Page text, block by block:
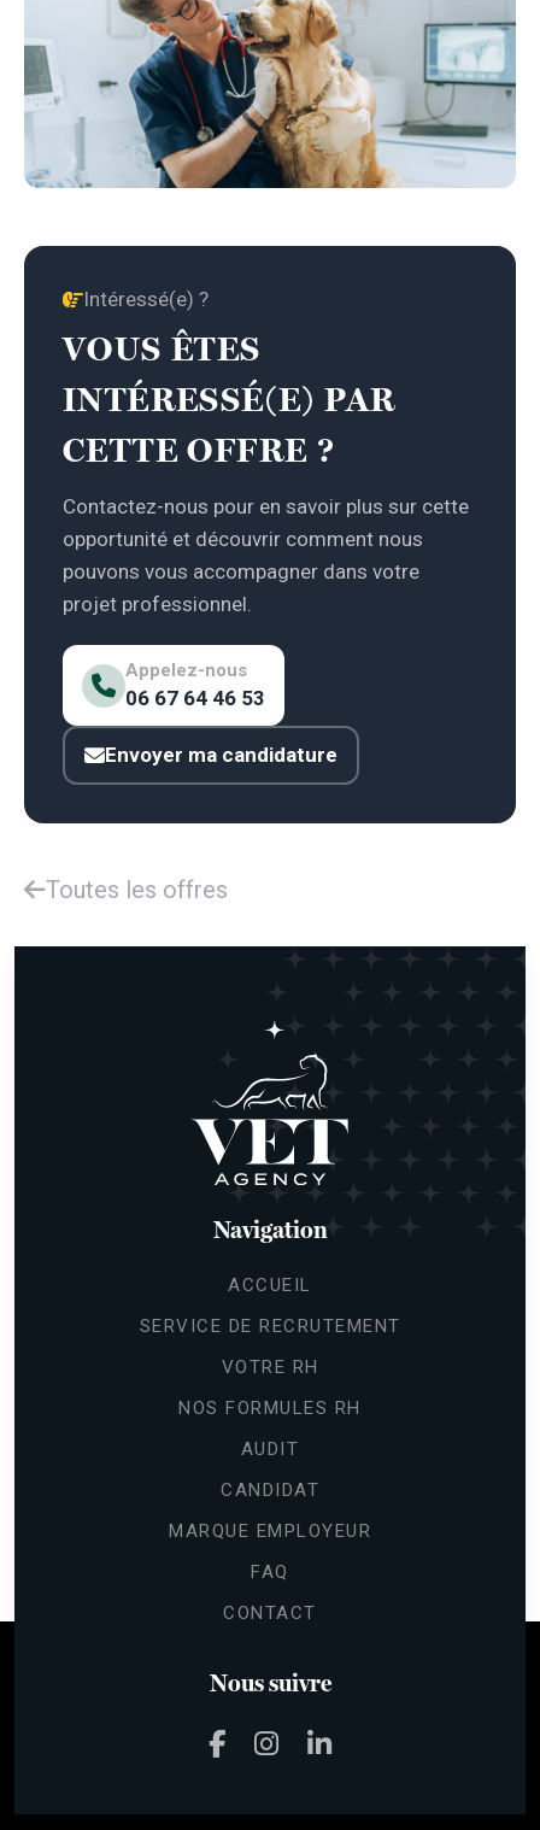
personnaliser le contenu et les annonces,
'Préférences de cookies' situé dans le pied de page.
Lire la politique de confidentialité
Voici pourquoi nous utilisons des cookies.
Intéressé(e) ?
VOUS ÊTES
INTÉRESSÉ(E) PAR
CETTE OFFRE ?
Contactez-nous pour en savoir plus sur cette
opportunité et découvrir comment nous
pouvons vous accompagner dans votre
projet professionnel.
Appelez-nous
06 67 64 46 53
Envoyer ma candidature
Toutes les offres
Navigation
ACCUEIL
SERVICE DE RECRUTEMENT
VOTRE RH
NOS FORMULES RH
AUDIT
CANDIDAT
MARQUE EMPLOYEUR
FAQ
CONTACT
Nous suivre